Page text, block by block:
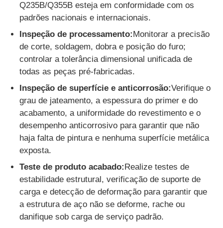
Q235B/Q355B esteja em conformidade com os
padrões nacionais e internacionais.
Inspeção de processamento: Monitorar a precisão
de corte, soldagem, dobra e posição do furo;
controlar a tolerância dimensional unificada de
todas as peças pré-fabricadas.
Inspeção de superfície e anticorrosão:Verifique o
grau de jateamento, a espessura do primer e do
acabamento, a uniformidade do revestimento e o
desempenho anticorrosivo para garantir que não
haja falta de pintura e nenhuma superfície metálica
exposta.
Teste de produto acabado: Realize testes de
estabilidade estrutural, verificação de suporte de
carga e detecção de deformação para garantir que
a estrutura de aço não se deforme, rache ou
danifique sob carga de serviço padrão.